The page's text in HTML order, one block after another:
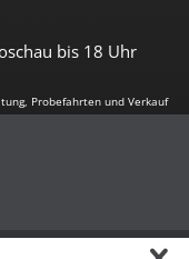
bis 18 Uhr
Probefahrten und Verkauf